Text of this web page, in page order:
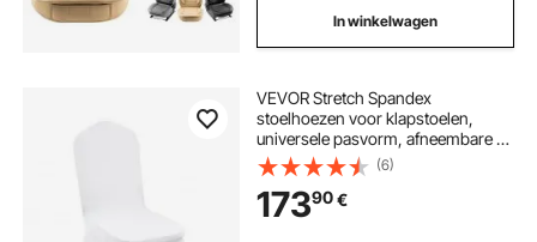
In winkelwagen
VEVOR Stretch Spandex
stoelhoezen voor klapstoelen,
universele pasvorm, afneembare en
wasbare hoezen, voor bruiloften,
feestdagen, feesten en dineren (150
stuks, wit)
(6)
17390€